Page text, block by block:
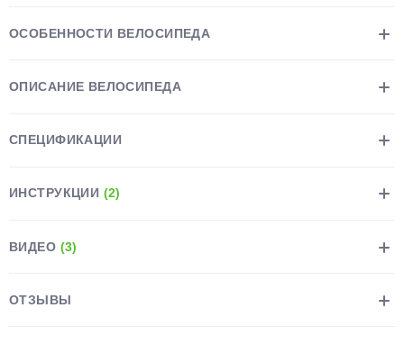
ОСОБЕННОСТИ ВЕЛОСИПЕДА
ОПИСАНИЕ ВЕЛОСИПЕДА
СПЕЦИФИКАЦИИ
ИНСТРУКЦИИ (2)
ВИДЕО (3)
ОТЗЫВЫ